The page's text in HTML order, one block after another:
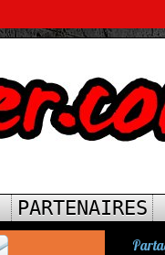
PARTENAIRES